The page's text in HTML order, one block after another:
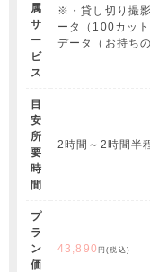
属
サ
ー
ビ
ス
※・貸し切り撮
ータ（100カッ
データ（お持ち
目
安
所
要
時
間
2時間～2時間半
プ
ラ
ン
価
43,890 円(税込)